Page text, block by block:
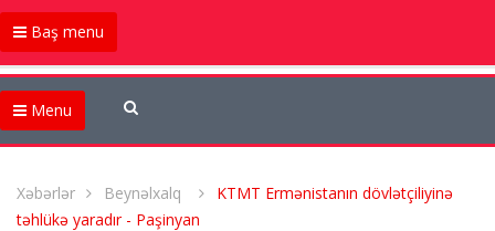
Baş menu
Menu
Xəbərlər Beynəlxalq
KTMT Ermənistanın dövlətçiliyinə
təhlükə yaradır - Paşinyan